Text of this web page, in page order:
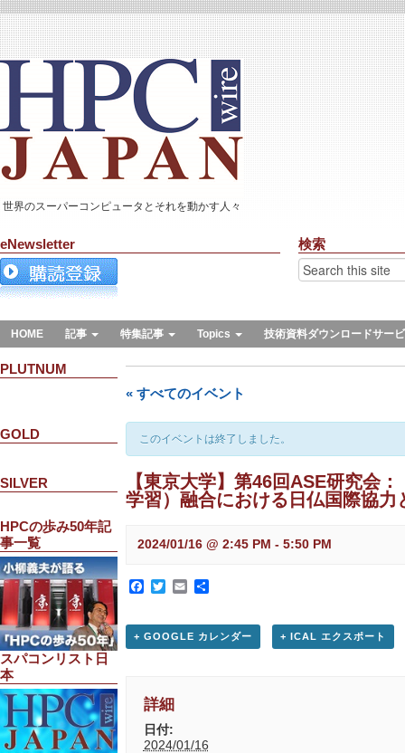
世界のスーパーコンピュータとそれを動かす人々
eNewsletter 検索
HOME 記事 特集記事 Topics 技術資料ダウンロードサー
PLUTNUM
GOLD
SILVER
HPCの歩み50年記
事一覧
スパコンリスト日
本
« すべてのイベント
このイベントは終了しました。
【東京大学】第46回ASE研究会
学習）融合における日仏国際協力
2024/01/16 @ 2:45 PM - 5:50 PM
Facebook
TwitterEmail
共
+ GOOGLE カレンダー + ICAL エクスポート
詳細
日付:
2024/01/16